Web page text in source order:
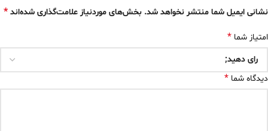
نشانی ایمیل شما منتشر نخواهد شد. بخش‌های موردنیاز علامت‌گذاری شده‌اند *
امتیاز شما *
دیدگاه شما *